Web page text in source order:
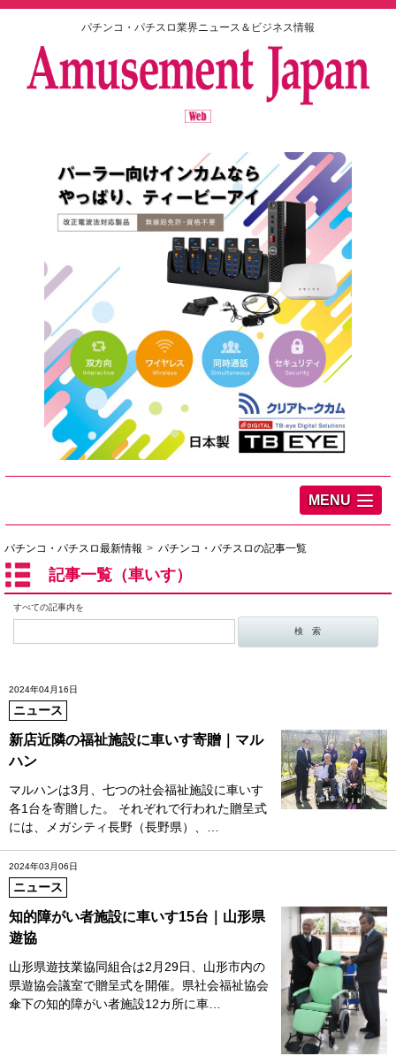
パチンコ・パチスロ業界ニュース＆ビジネス情報
MENU
パチンコ・パチスロ最新情報 パチンコ・パチスロの記事一覧
記事一覧（車いす）
すべての記事内を
2024年04月16日
ニュース
新店近隣の福祉施設に車いす寄贈｜マル
ハン
マルハンは3月、七つの社会福祉施設に車いす
各1台を寄贈した。 それぞれで行われた贈呈式
には、メガシティ長野（長野県）、…
2024年03月06日
ニュース
知的障がい者施設に車いす15台｜山形県
遊協
山形県遊技業協同組合は2月29日、山形市内の
県遊協会議室で贈呈式を開催。県社会福祉協会
傘下の知的障がい者施設12カ所に車…